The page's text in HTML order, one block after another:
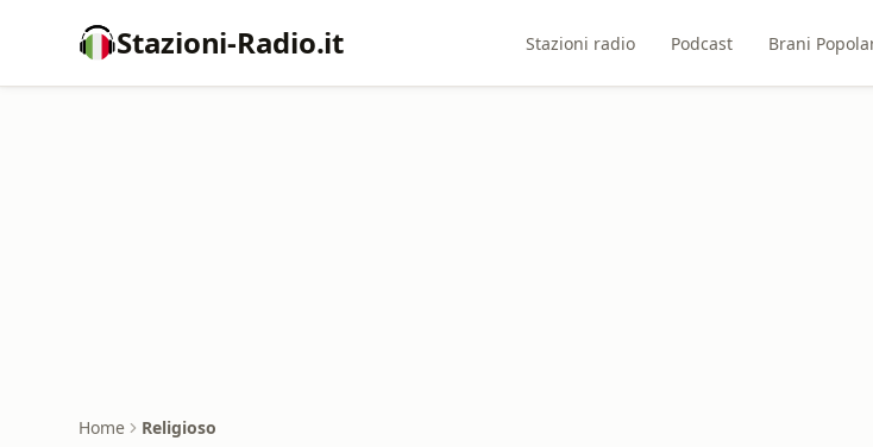
Stazioni-Radio.it Stazioni radio Podcast Brani
Home Religioso